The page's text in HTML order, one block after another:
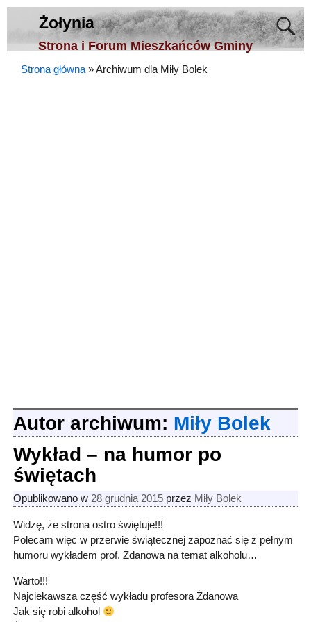
Żołynia
Strona i Forum Mieszkańców Gminy
Strona główna »Archiwum dla Miły Bolek
Autor archiwum: Miły Bolek
Wykład – na humor po
świętach
Opublikowano w 28 grudnia 2015 przez Miły Bolek
Widzę, że strona ostro świętuje!!!
Polecam więc w przerwie świątecznej zapoznać się z pełnym
humoru wykładem prof. Żdanowa na temat alkoholu…
Warto!!!
Najciekawsza część wykładu profesora Żdanowa
Jak się robi alkohol